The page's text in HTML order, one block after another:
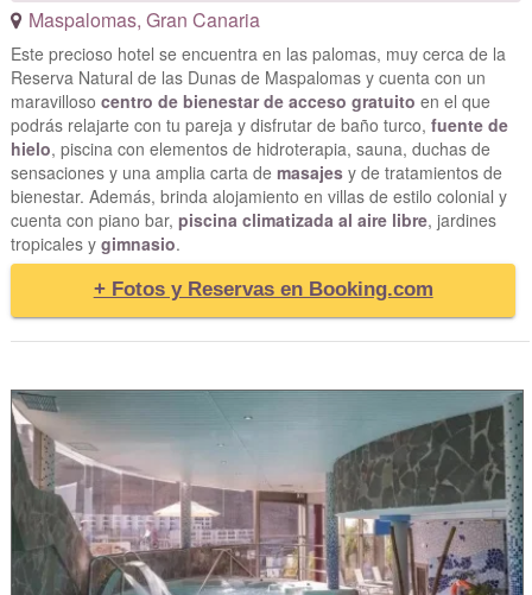
Maspalomas, Gran Canaria
Este precioso hotel se encuentra en las palomas, muy cerca de la
Reserva Natural de las Dunas de Maspalomas y cuenta con un
maravilloso centro de bienestar de acceso gratuito en el que
podrás relajarte con tu pareja y disfrutar de baño turco, fuente de
hielo, piscina con elementos de hidroterapia, sauna, duchas de
sensaciones y una amplia carta de masajesy de tratamientos de
bienestar. Además, brinda alojamiento en villas de estilo colonial y
cuenta con piano bar, piscina climatizada al aire libre, jardines
tropicales y gimnasio.
+ Fotos y Reservas en Booking.com